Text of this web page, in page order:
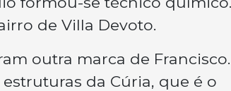
de Villa Devoto.
outra marca de
da Cúria, que é o